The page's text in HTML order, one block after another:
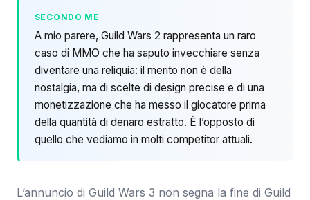
SECONDO ME
A mio parere, Guild Wars 2 rappresenta un raro
caso di MMO che ha saputo invecchiare senza
diventare una reliquia: il merito non è della
nostalgia, ma di scelte di design precise e di una
monetizzazione che ha messo il giocatore prima
della quantità di denaro estratto. È l’opposto di
quello che vediamo in molti competitor attuali.
L’annuncio di Guild Wars 3 non segna la fine di Guild